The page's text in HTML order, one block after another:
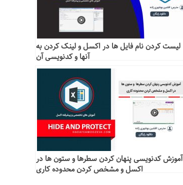
لیست کردن نام فایل ها در اکسل و لینک کردن به
آنها و کدنویسی آن
آموزش کدنویسی پنهان کردن سطرها و ستون ها در
اکسل و مشخص کردن محدوده کاری